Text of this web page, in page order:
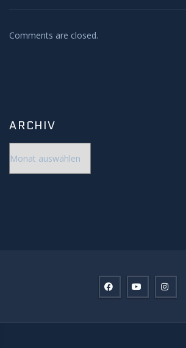
Comments are closed.
ARCHIV